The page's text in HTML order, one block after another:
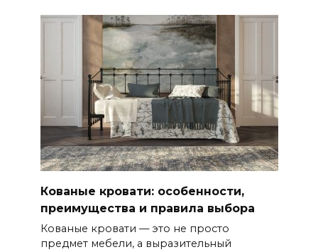
Кованые кровати: особенности,
преимущества и правила выбора
Кованые кровати — это не просто
предмет мебели, а выразительный